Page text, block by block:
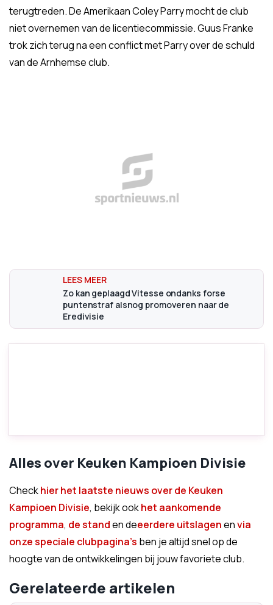
terugtreden. De Amerikaan Coley Parry mocht de club
niet overnemen van de licentiecommissie. Guus Franke
trok zich terug na een conflict met Parry over de schuld
van de Arnhemse club.
Zo kan geplaagd Vitesse ondanks forse
puntenstraf alsnog promoveren naar de
Eredivisie
Alles over Keuken Kampioen Divisie
Checkhier het laatste nieuws over de Keuken
Kampioen Divisie, bekijk ookhet aankomende
programma, de standen deeerdere uitslagenenvia
onze speciale clubpagina's ben je altijd snel op de
hoogte van de ontwikkelingen bij jouw favoriete club.
Gerelateerde artikelen